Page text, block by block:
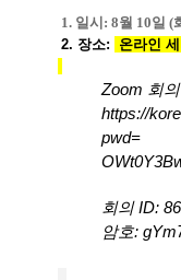
1. 일시: 8월 10일 (
2. 장소:
온라인
Zoom 회
https://
pwd=
회의 ID:
암호: